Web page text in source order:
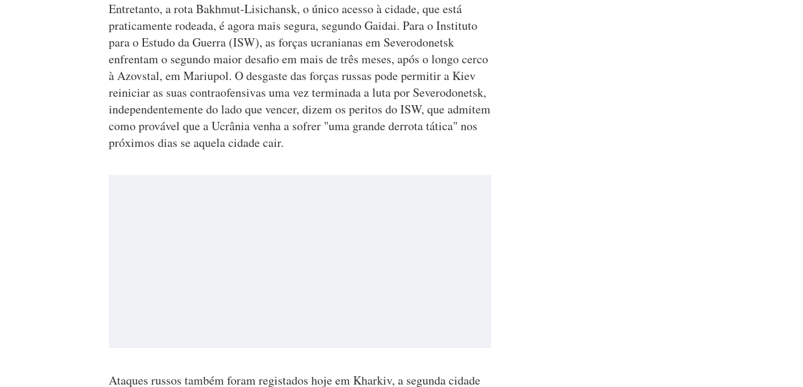
Entretanto, a rota Bakhmut-Lisichansk, o único acesso à cidade, que está
praticamente rodeada, é agora mais segura, segundo Gaidai. Para o Instituto
para o Estudo da Guerra (ISW), as forças ucranianas em Severodonetsk
enfrentam o segundo maior desafio em mais de três meses, após o longo cerco
à Azovstal, em Mariupol. O desgaste das forças russas pode permitir a Kiev
reiniciar as suas contraofensivas uma vez terminada a luta por Severodonetsk,
independentemente do lado que vencer, dizem os peritos do ISW, que admitem
como provável que a Ucrânia venha a sofrer "uma grande derrota tática" nos
próximos dias se aquela cidade cair.
Ataques russos também foram registados hoje em Kharkiv, a segunda cidade